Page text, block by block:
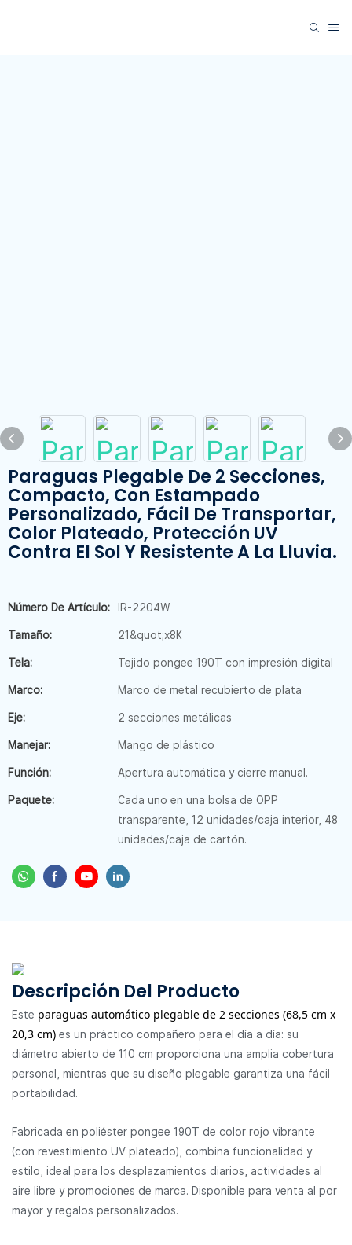
Paraguas Plegable De 2 Secciones,
Compacto, Con Estampado
Personalizado, Fácil De Transportar,
Color Plateado, Protección UV
Contra El Sol Y Resistente A La Lluvia.
Número De Artículo: IR-2204W
Tamaño: 21&quot;x8K
Tela: Tejido pongee 190T con impresión digital
Marco: Marco de metal recubierto de plata
Eje: 2 secciones metálicas
Manejar: Mango de plástico
Función: Apertura automática y cierre manual.
Paquete:
Cada uno en una bolsa de OPP
transparente, 12 unidades/caja interior, 48
unidades/caja de cartón.
Descripción Del Producto
Este paraguas automático plegable de 2 secciones (68,5 cm x
20,3 cm) es un práctico compañero para el día a día: su
diámetro abierto de 110 cm proporciona una amplia cobertura
personal, mientras que su diseño plegable garantiza una fácil
portabilidad.
Fabricada en poliéster pongee 190T de color rojo vibrante
(con revestimiento UV plateado), combina funcionalidad y
estilo, ideal para los desplazamientos diarios, actividades al
aire libre y promociones de marca. Disponible para venta al por
mayor y regalos personalizados.